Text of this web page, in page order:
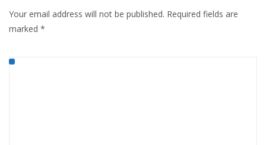
Your email address will not be published. Required fields are
marked *